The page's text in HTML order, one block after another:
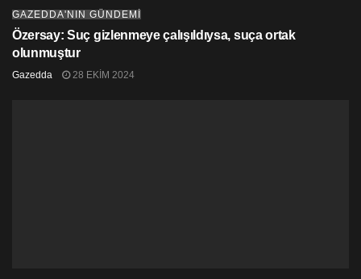
GAZEDDA'NIN GÜNDEMİ
Özersay: Suç gizlenmeye çalışıldıysa, suça ortak
olunmuştur
Gazedda 28 EKIM 2024